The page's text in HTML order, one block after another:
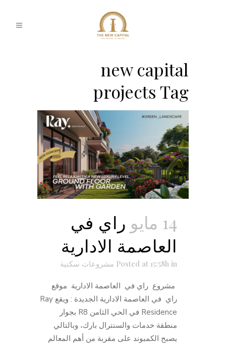
new capital
projects Tag
14 مايو
راي في
العاصمة الادارية
Posted at 15:58h in مشروعات سكنية
مشروع راي في العاصمة الادارية موقع
راي في العاصمة الادارية الجديدة : ويقع Ray
Residence في الحي الثامن R8 بجوار
منطقة خدمات والسنترال بارك، وبالتالي
يصبح الكمبوند على مقربة من أهم المعالم